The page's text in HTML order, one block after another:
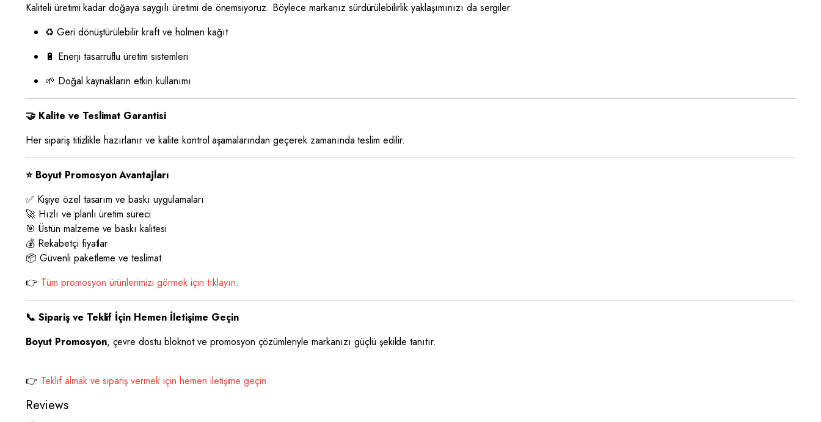
Kaliteli üretimi kadar doğaya saygılı üretimi de önemsiyoruz. Böylece markanız sürdürülebilirlik yaklaşımınızı da sergiler.
♻️ Geri dönüştürülebilir kraft ve holmen kağıt
🔋 Enerji tasarruflu üretim sistemleri
🌱 Doğal kaynakların etkin kullanımı
🤝 Kalite ve Teslimat Garantisi
Her sipariş titizlikle hazırlanır ve kalite kontrol aşamalarından geçerek zamanında teslim edilir.
⭐ Boyut Promosyon Avantajları
✅ Kişiye özel tasarım ve baskı uygulamaları
🚀 Hızlı ve planlı üretim süreci
🎯 Üstün malzeme ve baskı kalitesi
💰 Rekabetçi fiyatlar
📦 Güvenli paketleme ve teslimat
👉 Tüm promosyon ürünlerimizi görmek için tıklayın.
📞 Sipariş ve Teklif İçin Hemen İletişime Geçin
Boyut Promosyon, çevre dostu bloknot ve promosyon çözümleriyle markanızı güçlü şekilde tanıtır.
👉 Teklif almak ve sipariş vermek için hemen iletişime geçin.
Reviews